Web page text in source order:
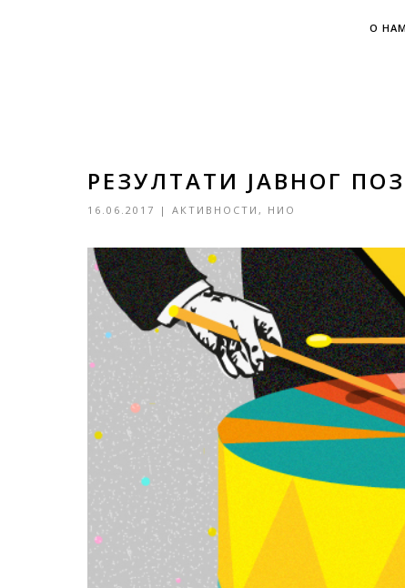
О
РЕЗУЛТАТИ ЈАВНОГ
16.06.2017 | АКТИВНОСТИ , НИО